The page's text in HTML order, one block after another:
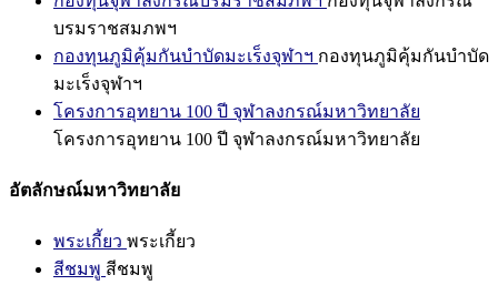
บรมราชสมภพฯ
กองทุนภูมิคุ้มกันบำบัดมะเร็งจุฬาฯ กองทุนภูมิคุ้มกันบำบัด
มะเร็งจุฬาฯ
โครงการอุทยาน 100 ปี จุฬาลงกรณ์มหาวิทยาลัย
โครงการอุทยาน 100 ปี จุฬาลงกรณ์มหาวิทยาลัย
อัตลักษณ์มหาวิทยาลัย
พระเกี้ยว พระเกี้ยว
สีชมพู สีชมพู